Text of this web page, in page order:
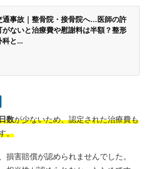
通事故｜整骨院・接骨院へ…医師の許
がないと治療費や慰謝料は半額？整形
科と...
数が少ないため、認定された治療費も
。
損害賠償が認められませんでした。